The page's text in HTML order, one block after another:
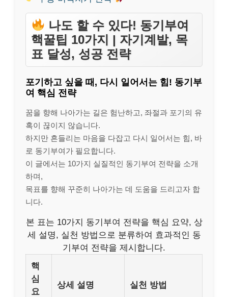
나도 할 수 있다! 동기부여
핵꿀팁 10가지 | 자기계발, 목
표 달성, 성공 전략
포기하고 싶을 때, 다시 일어서는 힘! 동기부
여 핵심 전략
꿈을 향해 나아가는 길은 험난하고, 좌절과 포기의 유
혹이 끊이지 않습니다.
하지만 흔들리는 마음을 다잡고 다시 일어서는 힘, 바
로 동기부여가 필요합니다.
이 글에서는 10가지 실질적인 동기부여 전략을 소개
하며,
목표를 향해 꾸준히 나아가는 데 도움을 드리고자 합
니다.
본 표는 10가지 동기부여 전략을 핵심 요약, 상
세 설명, 실천 방법으로 분류하여 효과적인 동
기부여 전략을 제시합니다.
핵
심
요
상세 설명 실천 방법